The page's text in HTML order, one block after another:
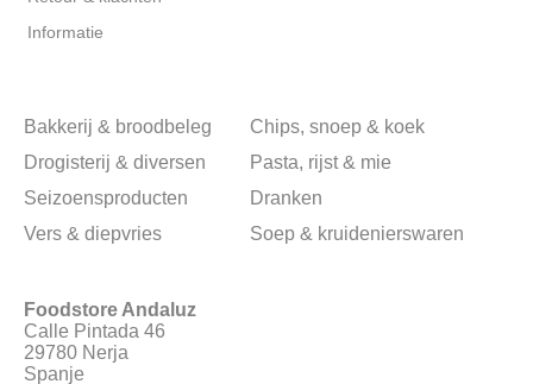
Informatie
Bakkerij & broodbeleg
Chips, snoep & koek
Drogisterij & diversen
Pasta, rijst & mie
Seizoensproducten
Dranken
Vers & diepvries
Soep & kruidenierswaren
Foodstore Andaluz
Calle Pintada 46
29780 Nerja
Spanje